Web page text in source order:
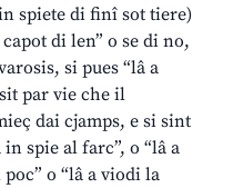
spiete di finî sot tiere)
di len” o se di no,
si pues “lâ a
par vie che il
dai cjamps, e si sint
spie al farc”, o “lâ a
o “lâ a viodi la